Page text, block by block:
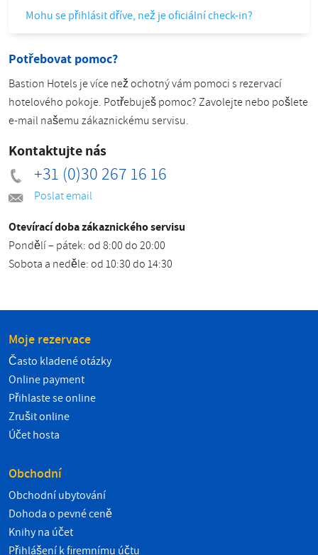
Mohu se přihlásit dříve, než je oficiální check-in?
Potřebovat pomoc?
Bastion Hotels je více než ochotný vám pomoci s rezervací
hotelového pokoje. Potřebuješ pomoc? Zavolejte nebo pošlete
e-mail našemu zákaznickému servisu.
Kontaktujte nás
+31 (0)30 267 16 16
Poslat email
Otevírací doba zákaznického servisu
Pondělí – pátek: od 8:00 do 20:00
Sobota a neděle: od 10:30 do 14:30
Moje rezervace
Často kladené otázky
Online payment
Přihlaste se online
Zrušit online
Účet hosta
Obchodní
Obchodní ubytování
Dohoda o pevné ceně
Knihy na účet
Přihlášení k firemnímu účtu